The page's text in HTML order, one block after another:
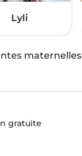
Lyli
maternelles
gratuite